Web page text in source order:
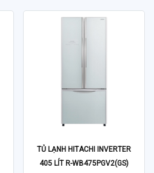
TỦ LẠNH HITACHI INVERTER
405 LÍT R-WB475PGV2(GS)